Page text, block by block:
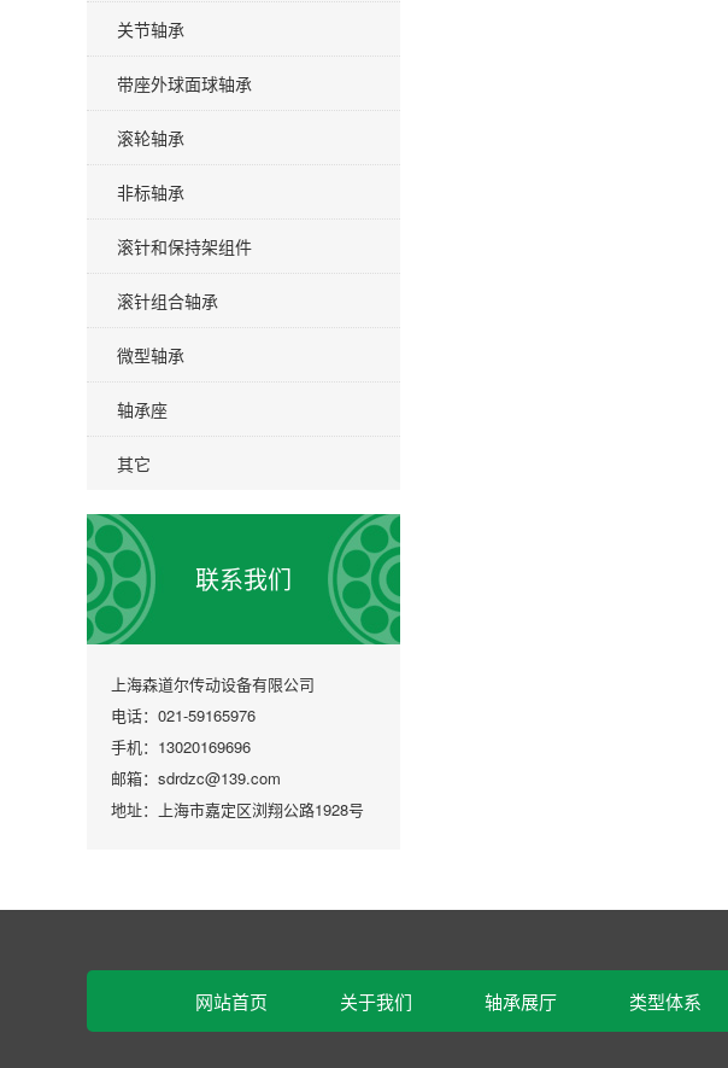
关节轴承
带座外球面球轴承
滚轮轴承
非标轴承
滚针和保持架组件
滚针组合轴承
微型轴承
轴承座
其它
联系我们
上海森道尔传动设备有限公司
电话：021-59165976
手机：13020169696
邮箱：sdrdzc@139.com
地址：上海市嘉定区浏翔公路1928号
网站首页 关于我们 轴承展厅 类型体系